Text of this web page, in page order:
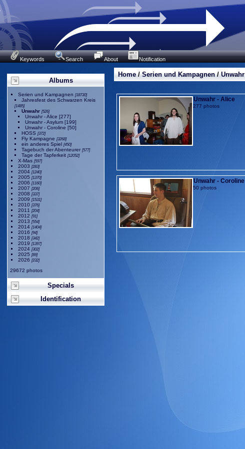
Keywords Search About Notification
Albums
Serien und Kampagnen [18730]
Jahresfest des Schwarzen Kreis
[1485]
Unwahr [526]
Unwahr - Alice [277]
Unwahr - Asylum [199]
Unwahr - Coroline [50]
HOSS [372]
Fly Kampagne [3268]
ein anderes Spiel [450]
Tagebuch der Abenteurer [577]
Tage der Tapferkeit [12052]
X-Mas [597]
2003 [283]
2004 [1240]
2005 [1370]
2006 [1160]
2007 [206]
2008 [337]
2009 [1531]
2010 [376]
2011 [204]
2012 [91]
2013 [554]
2014 [1404]
2016 [94]
2018 [342]
2019 [1397]
2024 [302]
2025 [89]
2026 [232]
29672 photos
Specials
Identification
Home/Serien und Kampagnen/Unwahr
Unwahr - Alice
277 photos
Unwahr - Coroline
50 photos